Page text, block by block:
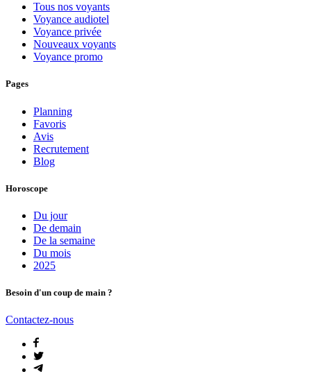
Tous nos voyants
Voyance audiotel
Voyance privée
Nouveaux voyants
Voyance promo
Pages
Planning
Favoris
Avis
Recrutement
Blog
Horoscope
Du jour
De demain
De la semaine
Du mois
2025
Besoin d'un coup de main ?
Contactez-nous